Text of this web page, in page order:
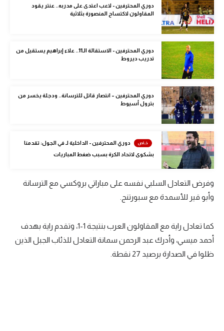
آسيا
أمريكا
ركن الألعاب
Gamers
ميركاتو
تحقيق في الجول
تقرير في الجول
حكايات في الجول
فيديو في الجول
دوري المحترفين - لاعب اعتدى على مدربه.. عنتر يقود
المقاولون لاكتساح المنصورة بثلاثية
دوري المحترفين - الاستقالة الـ11.. علاء إبراهيم يستقيل من
تدريب ديروط
دوري المحترفين – انتصار قاتل للترسانة.. ودجلة يخسر من
بترول أسيوط
دوري المحترفين - الداخلية لـ في الجول: تقدمنا
بشكوى لاتحاد الكرة بسبب ضغط المباريات
وفرض التعادل السلبي نفسه على مباراتي بروكسي مع الترسانة
وأبو قير للأسمدة مع سبورتنج.
كما تعادل راية مع المقاولون العرب بنتيجة 1-1، وتقدم راية بهدف
أحمد ميسي، وأدرك عبد الرحمن سمانة التعادل للذئاب الجبل الذين
ظلوا في الصدارة برصيد 27 نقطة.